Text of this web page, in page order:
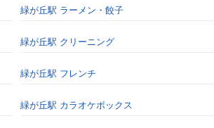
緑が丘駅 ラーメン・餃子
緑が丘駅 クリーニング
緑が丘駅 フレンチ
緑が丘駅 カラオケボックス